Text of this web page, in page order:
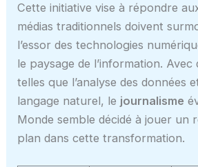
Cette initiative vise à répondre
médias traditionnels doivent
l’essor des technologies
le paysage de l’information. Avec
telles que l’analyse des données
langage naturel, le journalisme
Monde semble décidé à jouer un
plan dans cette transformation.